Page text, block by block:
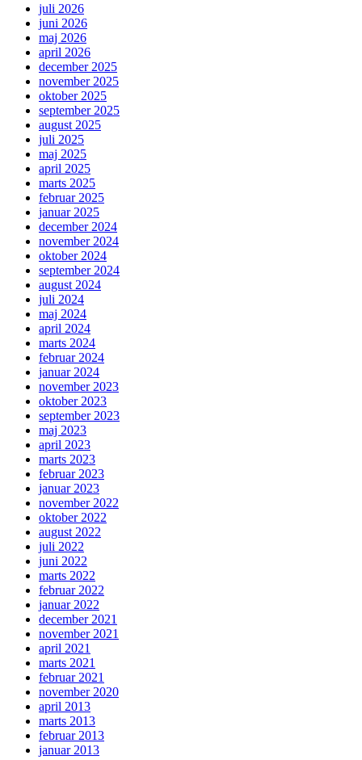
juli 2026
juni 2026
maj 2026
april 2026
december 2025
november 2025
oktober 2025
september 2025
august 2025
juli 2025
maj 2025
april 2025
marts 2025
februar 2025
januar 2025
december 2024
november 2024
oktober 2024
september 2024
august 2024
juli 2024
maj 2024
april 2024
marts 2024
februar 2024
januar 2024
november 2023
oktober 2023
september 2023
maj 2023
april 2023
marts 2023
februar 2023
januar 2023
november 2022
oktober 2022
august 2022
juli 2022
juni 2022
marts 2022
februar 2022
januar 2022
december 2021
november 2021
april 2021
marts 2021
februar 2021
november 2020
april 2013
marts 2013
februar 2013
januar 2013